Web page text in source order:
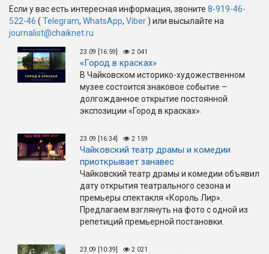
Если у вас есть интересная информация, звоните 8-919-46-
522-46 ( Telegram, WhatsApp, Viber) или высылайте на
journalist@chaiknet.ru
23.09 [16:59] 2 041
«Город в красках»
В Чайковском историко-художественном
музее состоится знаковое событие –
долгожданное открытие постоянной
экспозиции «Город в красках».
23.09 [16:34] 2 159
Чайковский театр драмы и комедии
приоткрывает занавес
Чайковский театр драмы и комедии объявил
дату открытия театрального сезона и
премьеры спектакля «Король Лир».
Предлагаем взглянуть на фото с одной из
репетиций премьерной постановки.
23.09 [10:39] 2 021